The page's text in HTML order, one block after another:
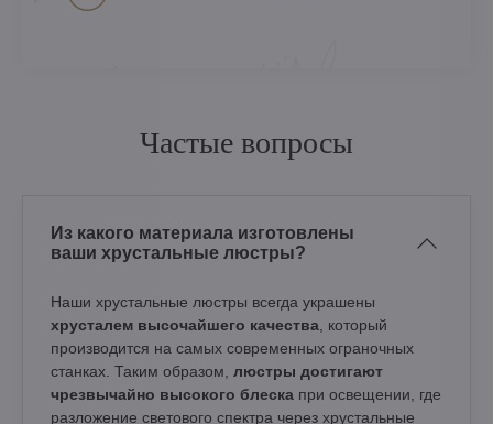
Частые вопросы
Из какого материала изготовлены
ваши хрустальные люстры?
Наши хрустальные люстры всегда украшены
хрусталем высочайшего качества , который
производится на самых современных ограночных
станках. Таким образом, люстры достигают
чрезвычайно высокого блеска при освещении, где
разложение светового спектра через хрустальные